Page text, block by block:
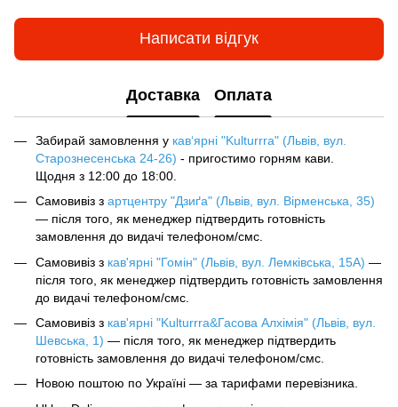
Написати відгук
Доставка Оплата
Забирай замовлення у кав‘ярні "Kulturrra" (Львів, вул.
Старознесенська 24-26) - пригостимо горням кави.
Щодня з 12:00 до 18:00.
Самовивіз з артцентру "Дзиґа" (Львів, вул. Вірменська, 35)
— після того, як менеджер підтвердить готовність
замовлення до видачі телефоном/смс.
Самовивіз з кав'ярні "Гомін" (Львів, вул. Лемківська, 15А) —
після того, як менеджер підтвердить готовність замовлення
до видачі телефоном/смс.
Самовивіз з кав'ярні "Kulturrra&Гасова Алхімія" (Львів, вул.
Шевська, 1) — після того, як менеджер підтвердить
готовність замовлення до видачі телефоном/смс.
Новою поштою по Україні — за тарифами перевізника.